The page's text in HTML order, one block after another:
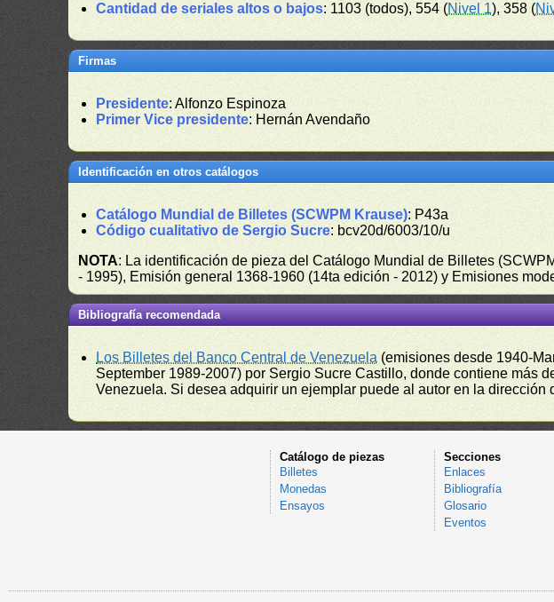
Cantidad de seriales altos o bajos: 1103 (todos), 554 (Nivel 1), 358 (
Firmas
Presidente: Alfonzo Espinoza
Primer Vice presidente: Hernán Avendaño
Identificación en otros catálogos
Catálogo Mundial de Billetes (SCWPM Krause): P43a
Código cualitativo de Sergio Sucre: bcv20d/6003/10/u
NOTA: La identificación de pieza del Catálogo Mundial de Billetes
- 1995), Emisión general 1368-1960 (14ta edición - 2012) y Emisiones
Bibliografía recomendada
Los Billetes del Banco Central de Venezuela (emisiones desde 1940-
September 1989-2007) por Sergio Sucre Castillo, donde contiene más
Venezuela. Si desea adquirir un ejemplar puede al autor en la
Catálogo de piezas
Billetes
Monedas
Ensayos
Secciones
Enlaces
Bibliografía
Glosario
Eventos